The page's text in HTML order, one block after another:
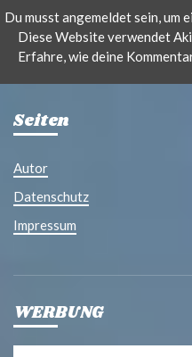
Du musstangemeldetsein, um
Diese Website verwendet
Erfahre, wie deine
Seiten
Autor
Datenschutz
Impressum
WERBUNG